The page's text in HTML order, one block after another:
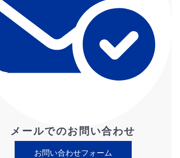
メールでのお問い合わせ
お問い合わせフォーム